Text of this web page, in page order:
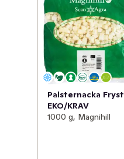
Palsternacka Fryst
EKO/KRAV
1000 g, Magnihill